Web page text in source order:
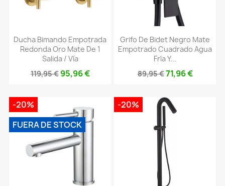
Ducha Bimando Empotrada
Redonda Oro Mate De 1
Salida / Vía
119,95 € 95,96 €
Grifo De Bidet Negro Mate
Empotrado Cuadrado Agua
Fría Y...
89,95 €71,96 €
-20%
FUERA DE STOCK
-20%